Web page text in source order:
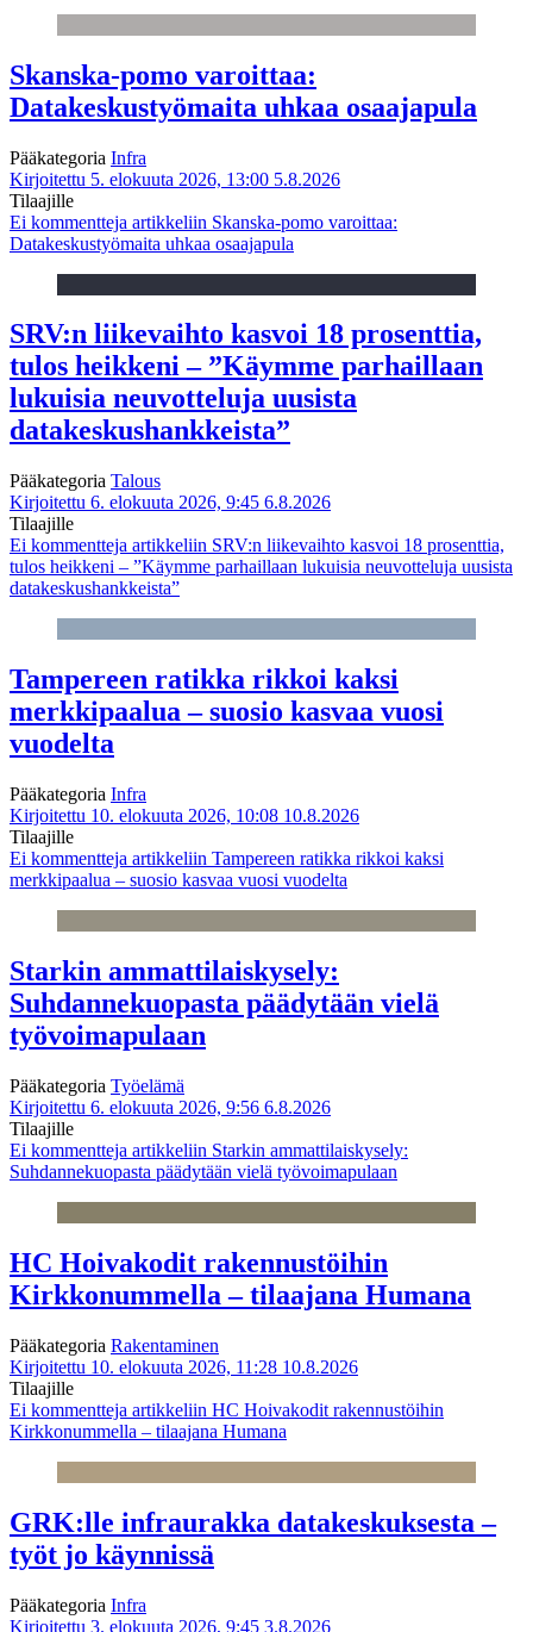
Skanska-pomo varoittaa:
Datakeskustyömaita uhkaa osaajapula
Pääkategoria Infra
Kirjoitettu 5. elokuuta 2026, 13:00 5.8.2026
Tilaajille
Ei kommentteja artikkeliin Skanska-pomo varoittaa:
Datakeskustyömaita uhkaa osaajapula
SRV:n liikevaihto kasvoi 18 prosenttia,
tulos heikkeni – ”Käymme parhaillaan
lukuisia neuvotteluja uusista
datakeskushankkeista”
Pääkategoria Talous
Kirjoitettu 6. elokuuta 2026, 9:45 6.8.2026
Tilaajille
Ei kommentteja artikkeliin SRV:n liikevaihto kasvoi 18 prosenttia,
tulos heikkeni – ”Käymme parhaillaan lukuisia neuvotteluja uusista
datakeskushankkeista”
Tampereen ratikka rikkoi kaksi
merkkipaalua – suosio kasvaa vuosi
vuodelta
Pääkategoria Infra
Kirjoitettu 10. elokuuta 2026, 10:08 10.8.2026
Tilaajille
Ei kommentteja artikkeliin Tampereen ratikka rikkoi kaksi
merkkipaalua – suosio kasvaa vuosi vuodelta
Starkin ammattilaiskysely:
Suhdannekuopasta päädytään vielä
työvoimapulaan
Pääkategoria Työelämä
Kirjoitettu 6. elokuuta 2026, 9:56 6.8.2026
Tilaajille
Ei kommentteja artikkeliin Starkin ammattilaiskysely:
Suhdannekuopasta päädytään vielä työvoimapulaan
HC Hoivakodit rakennustöihin
Kirkkonummella – tilaajana Humana
Pääkategoria Rakentaminen
Kirjoitettu 10. elokuuta 2026, 11:28 10.8.2026
Tilaajille
Ei kommentteja artikkeliin HC Hoivakodit rakennustöihin
Kirkkonummella – tilaajana Humana
GRK:lle infraurakka datakeskuksesta –
työt jo käynnissä
Pääkategoria Infra
Kirjoitettu 3. elokuuta 2026, 9:45 3.8.2026